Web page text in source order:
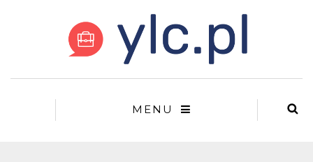
MENU